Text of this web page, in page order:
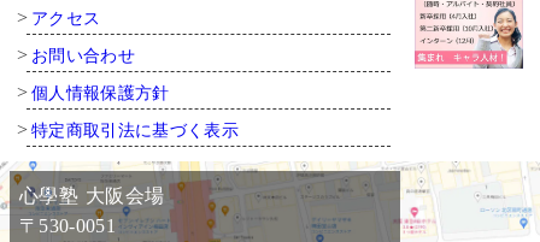
アクセス
お問い合わせ
個人情報保護方針
特定商取引法に基づく表示
心學塾 大阪会場
〒530-0051